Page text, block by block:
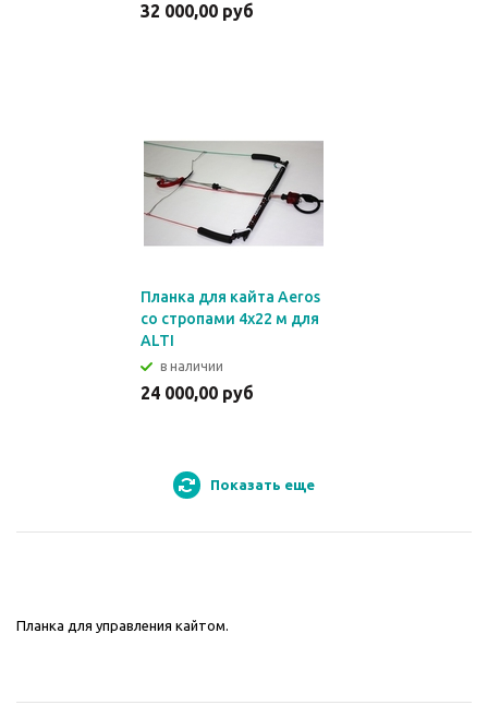
32 000,00 руб
Планка для кайта Aeros
со стропами 4x22 м для
ALTI
в наличии
24 000,00 руб
Показать еще
Планка для управления кайтом.